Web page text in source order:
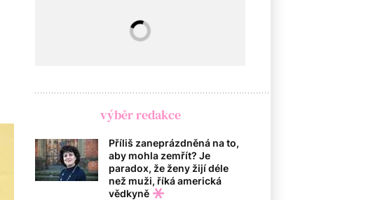
výběr redakce
Příliš zaneprázdněná na to,
aby mohla zemřít? Je
paradox, že ženy žijí déle
než muži, říká americká
vědkyně